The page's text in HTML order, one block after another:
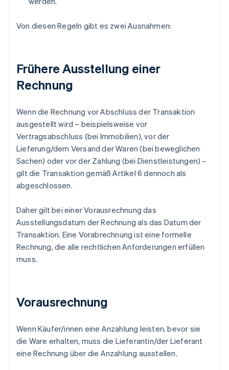
Von diesen Regeln gibt es zwei Ausnahmen:
Frühere Ausstellung einer
Rechnung
Wenn die Rechnung vor Abschluss der Transaktion
ausgestellt wird – beispielsweise vor
Vertragsabschluss (bei Immobilien), vor der
Lieferung/dem Versand der Waren (bei beweglichen
Sachen) oder vor der Zahlung (bei Dienstleistungen) –
gilt die Transaktion gemäß Artikel 6 dennoch als
abgeschlossen.
Daher gilt bei einer Vorausrechnung das
Ausstellungsdatum der Rechnung als das Datum der
Transaktion. Eine Vorabrechnung ist eine formelle
Rechnung, die alle rechtlichen Anforderungen erfüllen
muss.
Vorausrechnung
Wenn Käufer/innen eine Anzahlung leisten, bevor sie
die Ware erhalten, muss die Lieferantin/der Lieferant
eine Rechnung über die Anzahlung ausstellen.